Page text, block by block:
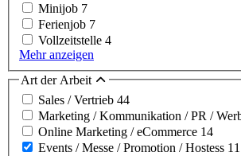
Minijob 7
Ferienjob 7
Vollzeitstelle 4
Mehr anzeigen
Art der Arbeit
Sales / Vertrieb 44
Marketing / Kommunikation / PR /
Online Marketing / eCommerce 14
Events / Messe / Promotion / Hostess 11